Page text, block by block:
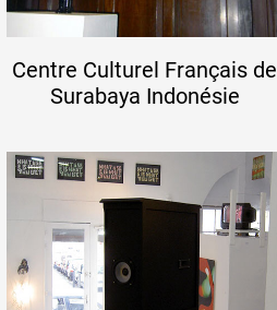
Centre Culturel Français de
Surabaya Indonésie